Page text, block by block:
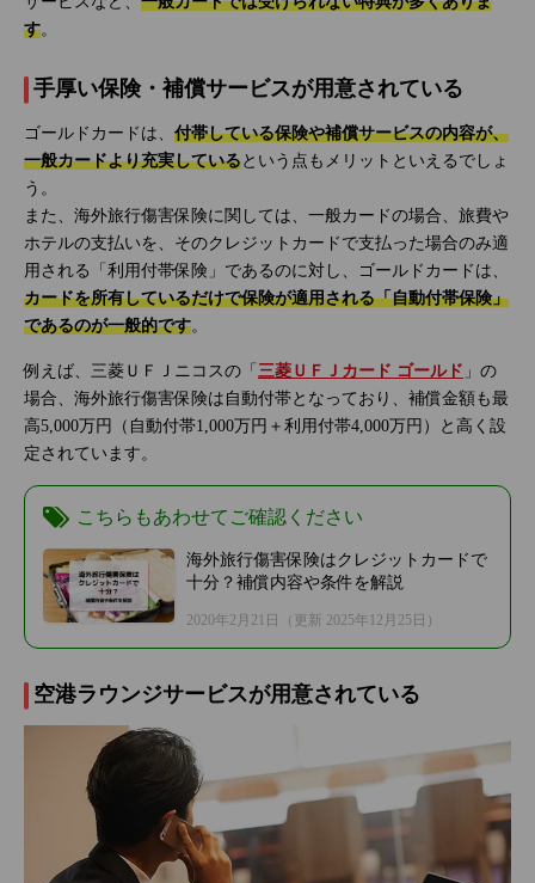
す。
手厚い保険・補償サービスが用意されている
ゴールドカードは、 付帯している保険や補償サービスの内容が、
一般カードより充実しているという点もメリットといえるでしょ
う。
また、海外旅行傷害保険に関しては、一般カードの場合、旅費や
ホテルの支払いを、そのクレジットカードで支払った場合のみ適
用される「利用付帯保険」であるのに対し、ゴールドカードは、
カードを所有しているだけで保険が適用される「自動付帯保険」
であるのが一般的です。
例えば、三菱ＵＦＪニコスの「 三菱ＵＦＪカード ゴールド 」の
場合、海外旅行傷害保険は自動付帯となっており、補償金額も最
高5,000万円（自動付帯1,000万円＋利用付帯4,000万円）と高く設
定されています。
こちらもあわせてご確認ください
海外旅行傷害保険はクレジットカードで
十分？補償内容や条件を解説
2020年2月21日 （更新 2025年12月25日）
空港ラウンジサービスが用意されている